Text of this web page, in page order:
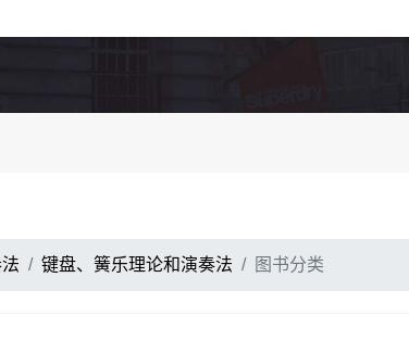
键盘、簧乐理论和演奏法 图书分类